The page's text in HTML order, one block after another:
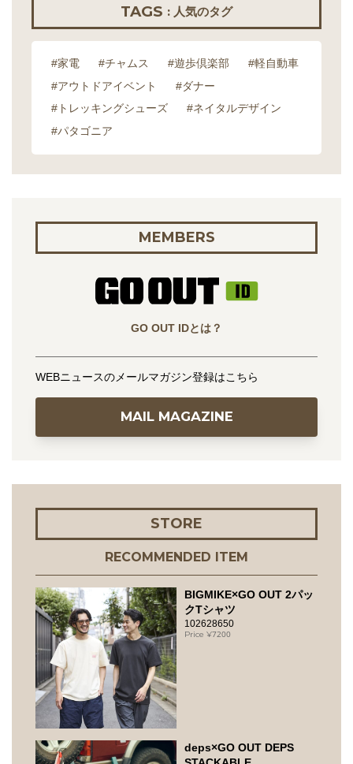
TAGS : 人気のタグ
#家電 #チャムス #遊歩倶楽部
#軽自動車
#アウトドアイベント
#ダナー
#トレッキングシューズ
#ネイタルデザイン
#パタゴニア
MEMBERS
GO OUT IDとは？
WEBニュースのメールマガジン登録はこちら
MAIL MAGAZINE
STORE
RECOMMENDED ITEM
BIGMIKE×GO OUT 2パッ
クTシャツ
102628650
7200
deps×GO OUT DEPS